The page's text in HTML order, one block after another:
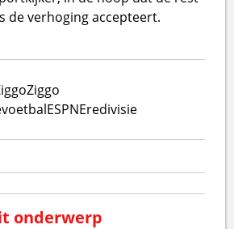
de verhoging accepteert.
Ziggo
voetbalESPNEredivisie
onderwerp